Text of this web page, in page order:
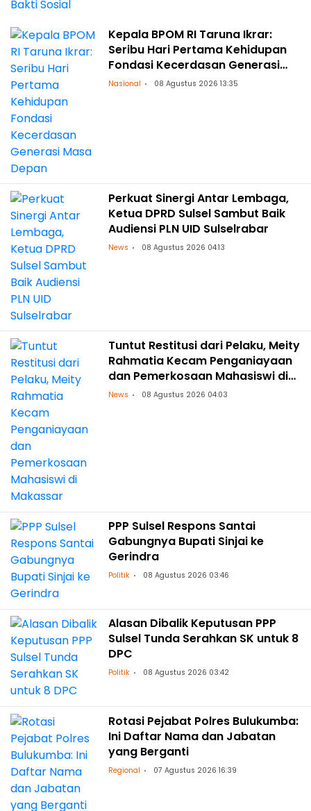
Kepala BPOM RI Taruna Ikrar:
Seribu Hari Pertama Kehidupan
Fondasi Kecerdasan Generasi
Masa Depan
Nasional 08 Agustus 2026 13:35
Perkuat Sinergi Antar Lembaga,
Ketua DPRD Sulsel Sambut Baik
Audiensi PLN UID Sulselrabar
News 08 Agustus 2026 04:13
Tuntut Restitusi dari Pelaku, Meity
Rahmatia Kecam Penganiayaan
dan Pemerkosaan Mahasiswi di
Makassar
News 08 Agustus 2026 04:03
PPP Sulsel Respons Santai
Gabungnya Bupati Sinjai ke
Gerindra
Politik 08 Agustus 2026 03:46
Alasan Dibalik Keputusan PPP
Sulsel Tunda Serahkan SK untuk 8
DPC
Politik 08 Agustus 2026 03:42
Rotasi Pejabat Polres Bulukumba:
Ini Daftar Nama dan Jabatan
yang Berganti
Regional 07 Agustus 2026 16:39